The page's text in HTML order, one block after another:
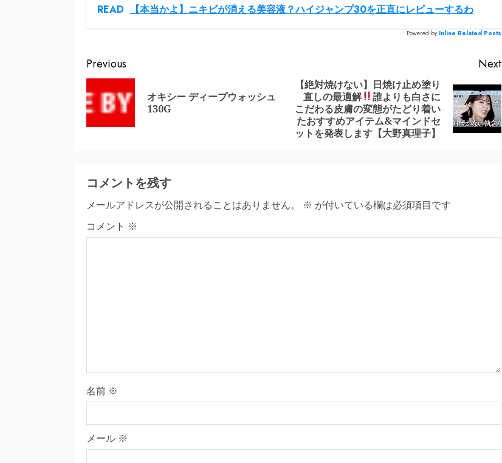
READ 【本当かよ】ニキビが消える美容液？ハイジャンプ30を正直にレビューするわ
Powered by Inline Related Posts
Continue
Reading
Previous
Previous
post:
オキシー ディープウォッシュ
130G
Next
Next
post:
【絶対焼けない】日焼け止め塗り
直しの最適解
誰よりも白さに
こだわる皮膚の変態がたどり着い
たおすすめアイテム&マインドセ
ットを発表します【大野真理子】
コメントを残す
メールアドレスが公開されることはありません。 ※ が付いている欄は必須項目です
コメント ※
名前 ※
メール ※